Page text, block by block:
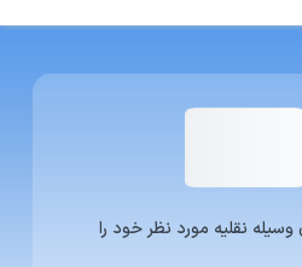
وسیله نقلیه مورد نظر خود را